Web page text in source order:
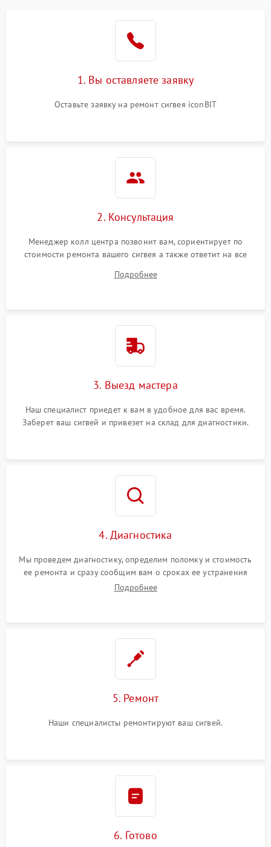
1. Вы оставляете заявку
Оставьте заявку на ремонт сигвея iconBIT
2. Консультация
Менеджер колл центра позвонит вам, сориентирует по
стоимости ремонта вашего сигвея а также ответит на все
Подробнее
3. Выезд мастера
Наш специалист приедет к вам в удобное для вас время.
Заберет ваш сигвей и привезет на склад для диагностики.
4. Диагностика
Мы проведем диагностику, определим поломку и стоимость
ее ремонта и сразу сообщим вам о сроках ее устранения
Подробнее
5. Ремонт
Наши специалисты ремонтируют ваш сигвей.
6. Готово